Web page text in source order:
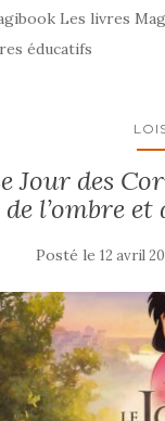
Les livres
éducatifs
Jour des
de l’ombre
Posté le12 avril